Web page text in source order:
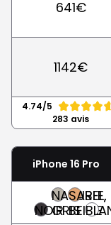
641€
1142€
4.74/5
283 avis
iPhone 16 Pro
NOIR
NATUREL,
GRIS
SABLE,
BEIGE